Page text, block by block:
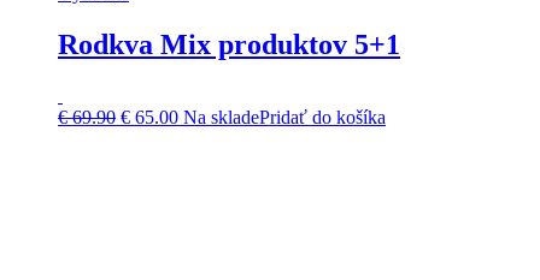
Rodkva Mix produktov 5+1
€69.90 Original
€ 65.00Current
Na skladePridať do košíka